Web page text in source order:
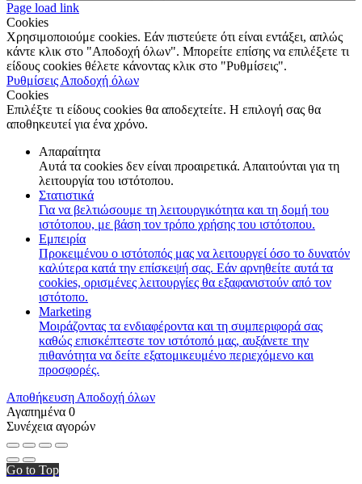
Page load link
Cookies
Χρησιμοποιούμε cookies. Εάν πιστεύετε ότι είναι εντάξει, απλώς
κάντε κλικ στο "Αποδοχή όλων". Μπορείτε επίσης να επιλέξετε τι
είδους cookies θέλετε κάνοντας κλικ στο "Ρυθμίσεις".
Ρυθμίσεις Αποδοχή όλων
Cookies
Επιλέξτε τι είδους cookies θα αποδεχτείτε. Η επιλογή σας θα
αποθηκευτεί για ένα χρόνο.
Απαραίτητα
Αυτά τα cookies δεν είναι προαιρετικά. Απαιτούνται για τη
λειτουργία του ιστότοπου.
Στατιστικά
Για να βελτιώσουμε τη λειτουργικότητα και τη δομή του
ιστότοπου, με βάση τον τρόπο χρήσης του ιστότοπου.
Εμπειρία
Προκειμένου ο ιστότοπός μας να λειτουργεί όσο το δυνατόν
καλύτερα κατά την επίσκεψή σας. Εάν αρνηθείτε αυτά τα
cookies, ορισμένες λειτουργίες θα εξαφανιστούν από τον
ιστότοπο.
Marketing
Μοιράζοντας τα ενδιαφέροντα και τη συμπεριφορά σας
καθώς επισκέπτεστε τον ιστότοπό μας, αυξάνετε την
πιθανότητα να δείτε εξατομικευμένο περιεχόμενο και
προσφορές.
Αποθήκευση Αποδοχή όλων
Αγαπημένα 0
Συνέχεια αγορών
Go to Top